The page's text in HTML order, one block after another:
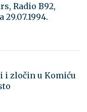
Radio B92,
i zločin u Komiću